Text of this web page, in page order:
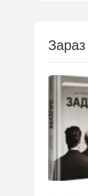
Зараз